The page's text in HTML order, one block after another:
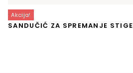
Akcija!
SANDUČIĆ ZA SPREMANJE STIGE